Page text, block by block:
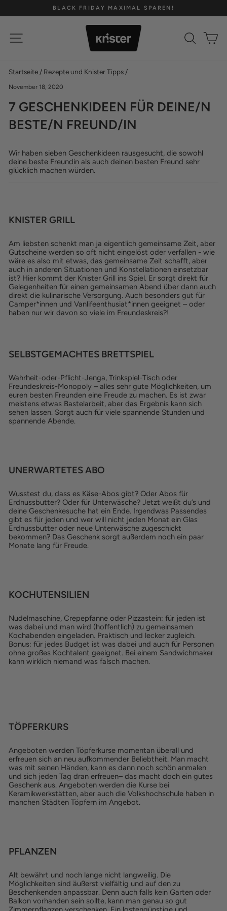
Pause
Diashow
BLACK FRIDAY MAXIMAL SPAREN!
SEITENNAVIGATION
Startseite / Rezepte und Knister Tipps /
November 18, 2020
7 GESCHENKIDEEN FÜR DEINE/N
BESTE/N FREUND/IN
Wir haben sieben Geschenkideen rausgesucht, die sowohl
deine beste Freundin als auch deinen besten Freund sehr
glücklich machen würden.
KNISTER GRILL
Am liebsten schenkt man ja eigentlich gemeinsame Zeit, aber
Gutscheine werden so oft nicht eingelöst oder verfallen - wie
wäre es also mit etwas, das gemeinsame Zeit schafft, aber
auch in anderen Situationen und Konstellationen einsetzbar
ist? Hier kommt der Knister Grill ins Spiel. Er sorgt direkt für
Gelegenheiten für einen gemeinsamen Abend über dann auch
direkt die kulinarische Versorgung. Auch besonders gut für
Camper*innen und Vanlifeenthusiat*innen geeignet – oder
haben nur wir davon so viele im Freundeskreis?!
SELBSTGEMACHTES BRETTSPIEL
Wahrheit-oder-Pflicht-Jenga, Trinkspiel-Tisch oder
Freundeskreis-Monopoly – alles sehr gute Möglichkeiten, um
euren besten Freunden eine Freude zu machen. Es ist zwar
meistens etwas Bastelarbeit, aber das Ergebnis kann sich
sehen lassen. Sorgt auch für viele spannende Stunden und
spannende Abende.
UNERWARTETES ABO
Wusstest du, dass es Käse-Abos gibt? Oder Abos für
Erdnussbutter? Oder für Unterwäsche? Jetzt weißt du’s und
deine Geschenkesuche hat ein Ende. Irgendwas Passendes
gibt es für jeden und wer will nicht jeden Monat ein Glas
Erdnussbutter oder neue Unterwäsche zugeschickt
bekommen? Das Geschenk sorgt außerdem noch ein paar
Monate lang für Freude.
KOCHUTENSILIEN
Nudelmaschine, Crepepfanne oder Pizzastein: für jeden ist
was dabei und man wird (hoffentlich) zu gemeinsamen
Kochabenden eingeladen. Praktisch und lecker zugleich.
Bonus: für jedes Budget ist was dabei und auch für Personen
ohne großes Kochtalent geeignet. Bei einem Sandwichmaker
kann wirklich niemand was falsch machen.
TÖPFERKURS
Angeboten werden Töpferkurse momentan überall und
erfreuen sich an neu aufkommender Beliebtheit. Man macht
was mit seinen Händen, kann es dann noch schön anmalen
und sich jeden Tag dran erfreuen– das macht doch ein gutes
Geschenk aus. Angeboten werden die Kurse bei
Keramikwerkstätten, aber auch die Volkshochschule haben in
manchen Städten Töpfern im Angebot.
PFLANZEN
Alt bewährt und noch lange nicht langweilig. Die
Möglichkeiten sind äußerst vielfältig und auf den zu
Beschenkenden anpassbar. Denn auch falls kein Garten oder
Balkon vorhanden sein sollte, kann man genau so gut